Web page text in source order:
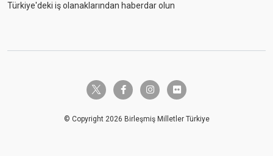
Türkiye'deki iş olanaklarından haberdar olun
twitter-x facebook-finstagramflickr
© Copyright 2026 Birleşmiş Milletler Türkiye